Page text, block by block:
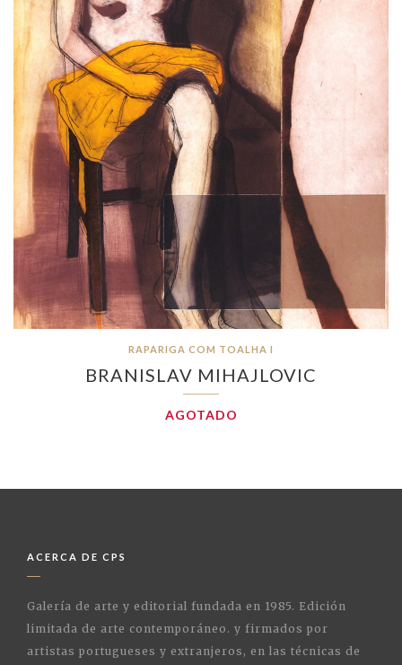
RAPARIGA COM TOALHA I
BRANISLAV MIHAJLOVIC
AGOTADO
ACERCA DE CPS
Galería de arte y editorial fundada en 1985. Edición
limitada de arte contemporáneo. y firmados por
artistas portugueses y extranjeros, en las técnicas de